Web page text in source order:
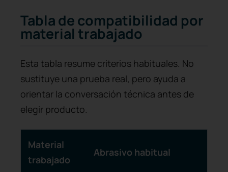
Tabla de compatibilidad por
material trabajado
Esta tabla resume criterios habituales. No
sustituye una prueba real, pero ayuda a
orientar la conversación técnica antes de
elegir producto.
Material
trabajado
Abrasivo habitual